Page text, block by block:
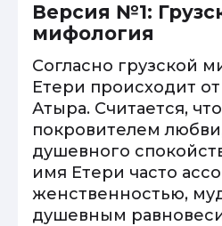
Версия №1:
мифология
Согласно грузской
Етери происходит
Атыра. Считается,
покровителем
душевного
имя Етери часто
женственностью,
душевным